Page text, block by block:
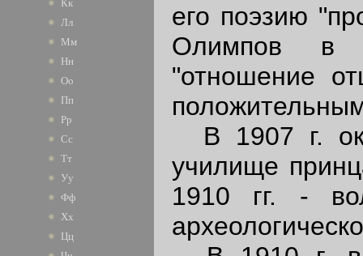
Кк
Лл
Мм
Нн
Оо
Пп
Рр
Сс
Тт
Уу
Фф
Хх
Цц
его поэзию
Олимпов в
"отношение
В 1907 г.
училище
1910 гг. -